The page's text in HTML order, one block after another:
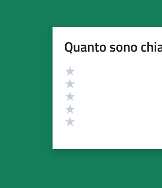
Quanto sono
Valutazione